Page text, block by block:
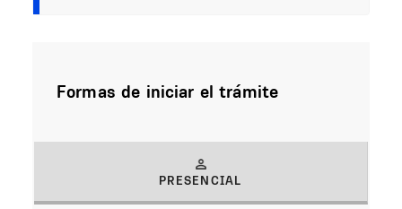
Formas de iniciar el trámite
PRESENCIAL